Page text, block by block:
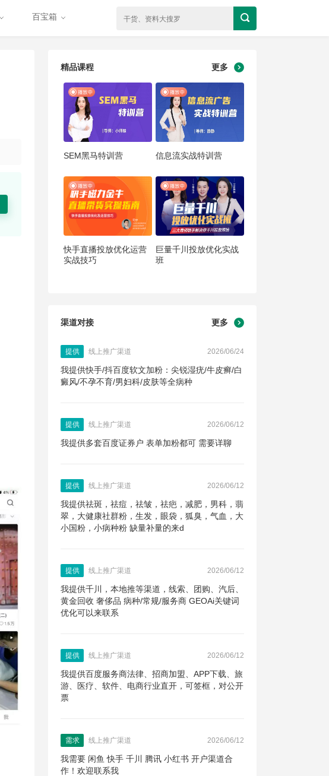
百宝箱
精品课程 更多
SEM黑马特训营 信息流实战特训营
快手直播投放优化运营
实战技巧
巨量千川投放优化实战
班
渠道对接 更多
提供 线上推广渠道 2026/06/24
我提供快手/抖百度软文加粉：尖锐湿疣/牛皮癣/白
癜风/不孕不育/男妇科/皮肤等全病种
提供 线上推广渠道 2026/06/12
我提供多套百度证券户 表单加粉都可 需要详聊
提供 线上推广渠道 2026/06/12
我提供祛斑，祛痘，祛皱，祛疤，减肥，男科，翡
翠，大健康社群粉，生发，眼袋，狐臭，气血，大
小国粉，小病种粉 缺量补量的来d
提供 线上推广渠道 2026/06/12
我提供千川，本地推等渠道，线索、团购、汽后、
黄金回收 奢侈品 病种/常规/服务商 GEOAi关键词
优化可以来联系
提供 线上推广渠道 2026/06/12
我提供百度服务商法律、招商加盟、APP下载、旅
游、医疗、软件、电商行业直开，可签框，对公开
票
需求 线上推广渠道 2026/06/12
我需要 闲鱼 快手 千川 腾讯 小红书 开户渠道合
作！欢迎联系我